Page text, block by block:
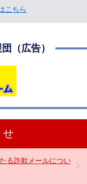
こちら
（広告）
る詐欺メールについ